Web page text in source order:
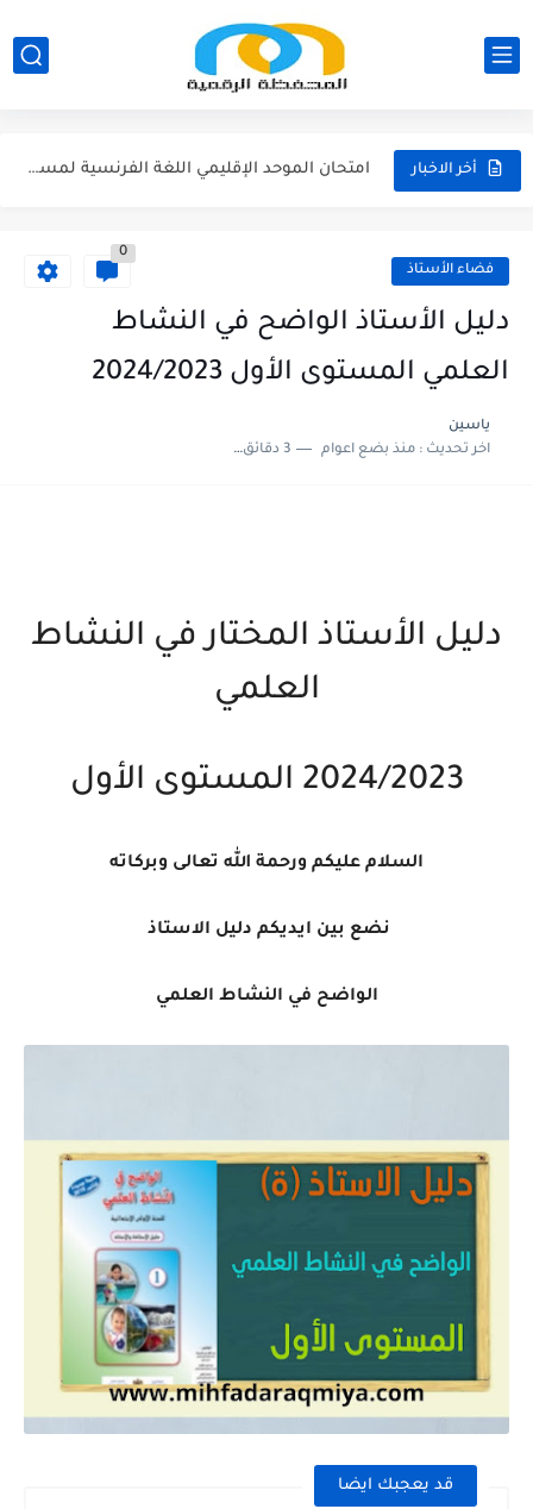
أخر الاخبار
لائحة العطل 2026/2027
فضاء الأستاذ
0
دليل الأستاذ الواضح في النشاط
العلمي المستوى الأول 2024/2023
ياسين
اخر تحديث :منذ بضع اعوام 3 دقائق للقراءة
دليل الأستاذ المختار في النشاط
العلمي
2024/2023 المستوى الأول
السلام عليكم ورحمة الله تعالى وبركاته
نضع بين ايديكم دليل الاستاذ
الواضح في النشاط العلمي
قد يعجبك ايضا